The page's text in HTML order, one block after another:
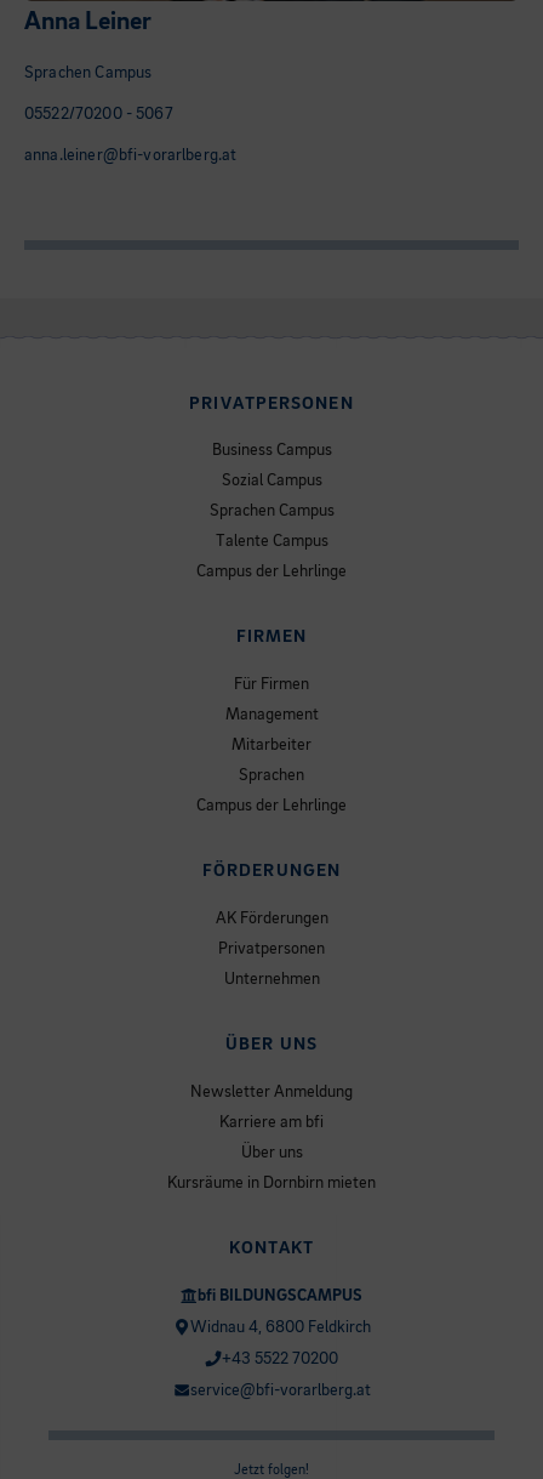
Anna Leiner
Sprachen Campus
05522/70200 - 5067
anna.leiner@bfi-vorarlberg.at
PRIVATPERSONEN
Business Campus
Sozial Campus
Sprachen Campus
Talente Campus
Campus der Lehrlinge
FIRMEN
Für Firmen
Management
Mitarbeiter
Sprachen
Campus der Lehrlinge
FÖRDERUNGEN
AK Förderungen
Privatpersonen
Unternehmen
ÜBER UNS
Newsletter Anmeldung
Karriere am bfi
Über uns
Kursräume in Dornbirn mieten
KONTAKT
bfi BILDUNGSCAMPUS
Widnau 4, 6800 Feldkirch
+43 5522 70200
service@bfi-vorarlberg.at
Jetzt folgen!